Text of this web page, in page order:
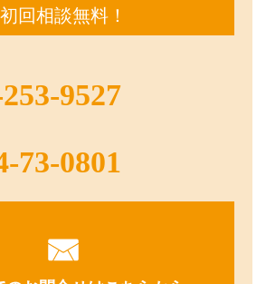
初回相談無料！
9527
73-0801